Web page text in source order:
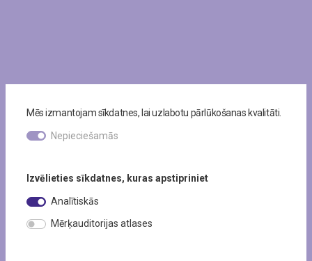
Mēs izmantojam sīkdatnes, lai uzlabotu pārlūkošanas kvalitāti.
Nepieciešamās
Izvēlieties sīkdatnes, kuras apstipriniet
Analītiskās
Mērķauditorijas atlases